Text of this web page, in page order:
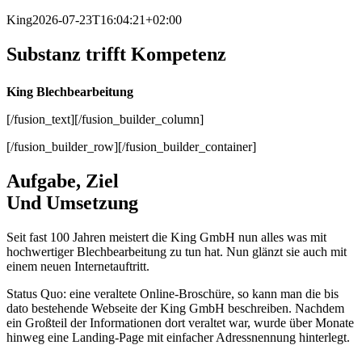
King2026-07-23T16:04:21+02:00
Substanz trifft Kompetenz
King Blech­bearbeitung
[/fusion_text][/fusion_builder_column]
[/fusion_builder_row][/fusion_builder_container]
Aufgabe, Ziel
Und Um­set­zung
Seit fast 100 Jahren meistert die King GmbH nun alles was mit
hochwertiger Blechbearbeitung zu tun hat. Nun glänzt sie auch mit
einem neuen Internetauftritt.
Status Quo: eine veraltete Online-Broschüre, so kann man die bis
dato bestehende Webseite der King GmbH beschreiben. Nachdem
ein Großteil der Informationen dort veraltet war, wurde über Monate
hinweg eine Landing-Page mit einfacher Adressnennung hinterlegt.